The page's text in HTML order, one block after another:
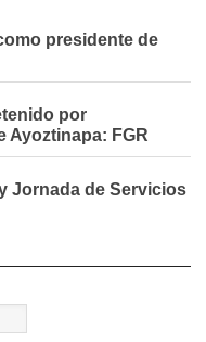
presidente de
por
Ayoztinapa: FGR
Jornada de Servicios